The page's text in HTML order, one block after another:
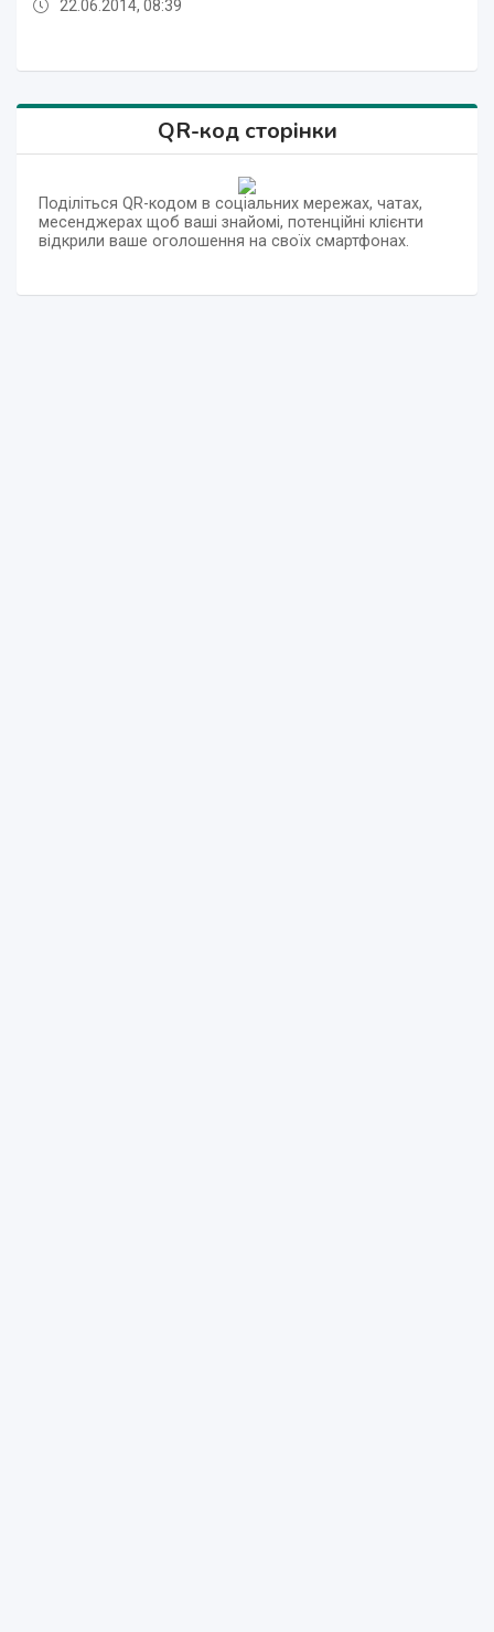
22.06.2014, 08:39
QR-код сторінки
Поділіться QR-кодом в соціальних мережах, чатах,
месенджерах щоб ваші знайомі, потенційні клієнти
відкрили ваше оголошення на своїх смартфонах.